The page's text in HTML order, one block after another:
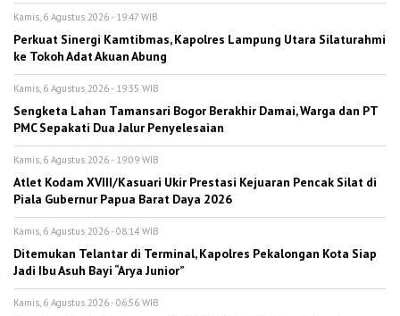
Kamis, 6 Agustus 2026 - 19:47 WIB
Perkuat Sinergi Kamtibmas, Kapolres Lampung Utara Silaturahmi
ke Tokoh Adat Akuan Abung
Kamis, 6 Agustus 2026 - 19:35 WIB
Sengketa Lahan Tamansari Bogor Berakhir Damai, Warga dan PT
PMC Sepakati Dua Jalur Penyelesaian
Kamis, 6 Agustus 2026 - 19:09 WIB
Atlet Kodam XVIII/Kasuari Ukir Prestasi Kejuaran Pencak Silat di
Piala Gubernur Papua Barat Daya 2026
Kamis, 6 Agustus 2026 - 08:14 WIB
Ditemukan Telantar di Terminal, Kapolres Pekalongan Kota Siap
Jadi Ibu Asuh Bayi “Arya Junior”
Kamis, 6 Agustus 2026 - 06:56 WIB